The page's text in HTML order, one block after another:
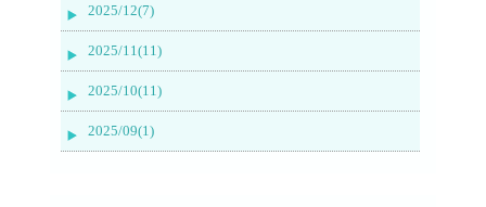
2025/12(7)
2025/11(11)
2025/10(11)
2025/09(1)